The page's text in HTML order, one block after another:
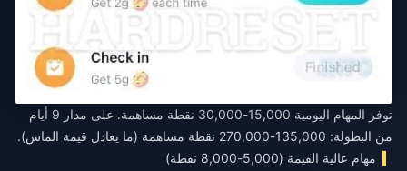
توفر المهام اليومية 15,000-30,000 نقطة مساهمة. على مدار 9 أيام
من البطولة: 135,000-270,000 نقطة مساهمة (ما يعادل قيمة الماس).
مهام عالية القيمة (5,000-8,000 نقطة)